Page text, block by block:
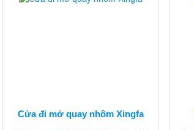
Cửa đi mở quay nhôm Xingfa